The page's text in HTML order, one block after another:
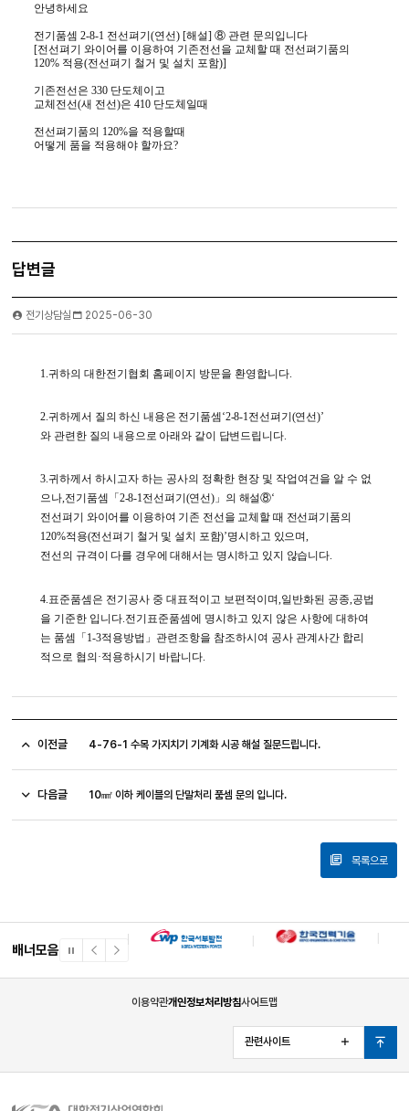
안녕하세요
전기품셈 2-8-1 전선펴기(연선) [해설] ⑧ 관련 문의입니다
[전선펴기 와이어를 이용하여 기존전선을 교체할 때 전선펴기품의
120% 적용(전선펴기 철거 및 설치 포함)]
기존전선은 330 단도체이고
교체전선(새 전선)은 410 단도체일때
전선펴기품의 120%을 적용할때
어떻게 품을 적용해야 할까요?
답변글
전기상담실 2025-06-30
1.귀하의 대한전기협회 홈페이지 방문을 환영합니다
2.귀하께서 질의 하신 내용은 전기품셈‘2-8-1전선펴기 (연선)’
와 관련한 질의 내용으로 아래와 같이 답변드립니다.
3.귀하께서 하시고자 하는 공사의 정확한 현장 및 작업여건을 알 수 없
으나,전기품셈 「 2-8-1전선펴기 (연선) 」 의 해설⑧‘
전선펴기 와이어를 이용하여 기존 전선을 교체할 때 전선펴기품의
120%적용(전선펴기 철거 및 설치 포함)’명시하고 있으며,
전선의 규격이 다를 경우에 대해서는 명시하고 있지 않습니다.
4. 표준품셈은 전기공사 중 대표적이고 보편적이며 일반화된 공종 공법
을 기준한 입니다 전기표준품셈에 명시하고 있지 않은 사항에 대하여
는 품셈 「1-3적용방법 」 관련조항을 참조하시여 공사 관계사간 합리
적으로 협의·적용하시기 바랍니다
이전글 4-76-1 수목 가지치기 기계화 시공 해설 질문드립니다.
다음글 10㎟ 이하 케이블의 단말처리 품셈 문의 입니다.
목록으로
배너모음
일
이
다
이용약관개인정보처리방침사이트맵
관련사이트
열
기
맨
위
로